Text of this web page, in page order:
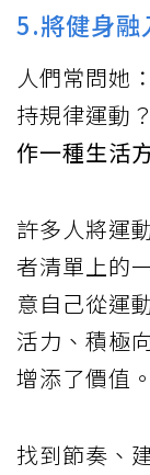
5.將健身融
人們常問她
持規律運動
作一種生活
許多人將運
者清單上的
意自己從運
活力、積極
增添了價值。
找到節奏、